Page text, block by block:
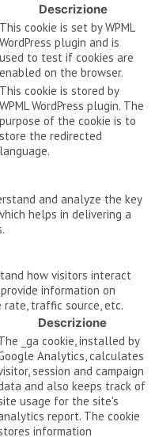
Descrizione
This cookie is set by WPML
WordPress plugin and is
used to test if cookies are
enabled on the browser.
This cookie is stored by
WPML WordPress plugin. The
purpose of the cookie is to
store the redirected
language.
and analyze the key
helps in delivering a
how visitors interact
information on
rate, traffic source, etc.
Descrizione
_ga cookie, installed by
Analytics, calculates
session and campaign
and also keeps track of
usage for the site's
report. The cookie
information